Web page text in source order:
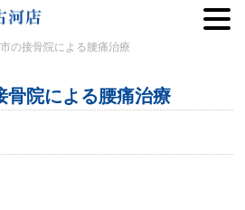
の接骨院による腰痛治療
骨院による腰痛治療